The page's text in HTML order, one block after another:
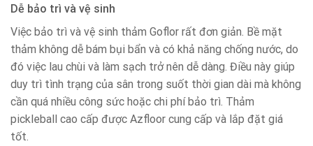
Dễ bảo trì và vệ sinh
Việc bảo trì và vệ sinh thảm Goflor rất đơn giản. Bề mặt
thảm không dễ bám bụi bẩn và có khả năng chống nước, do
đó việc lau chùi và làm sạch trở nên dễ dàng. Điều này giúp
duy trì tình trạng của sân trong suốt thời gian dài mà không
cần quá nhiều công sức hoặc chi phí bảo trì. Thảm
pickleball cao cấp được Azfloor cung cấp và lắp đặt giá
tốt.